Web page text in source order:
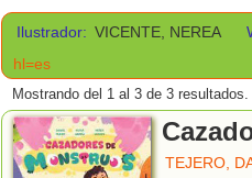
Ilustrador: VICENTE, NEREA
hl=es
Mostrando del 1 al 3 de 3 resultados.
TEJERO,